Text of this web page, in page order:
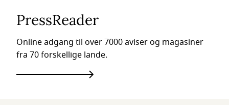
PressReader
Online adgang til over 7000 aviser og magasiner
fra 70 forskellige lande.